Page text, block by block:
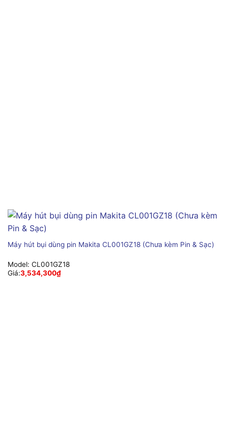
Máy hút bụi dùng pin Makita CL001GZ18 (Chưa kèm Pin & Sạc)
Model: CL001GZ18
Giá:3,534,300₫